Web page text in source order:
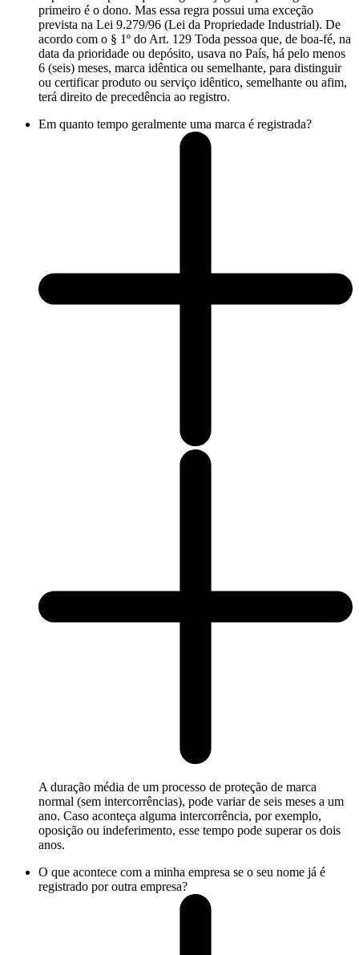
primeiro é o dono. Mas essa regra possui uma exceção
prevista na Lei 9.279/96 (Lei da Propriedade Industrial). De
acordo com o § 1º do Art. 129 Toda pessoa que, de boa-fé, na
data da prioridade ou depósito, usava no País, há pelo menos
6 (seis) meses, marca idêntica ou semelhante, para distinguir
ou certificar produto ou serviço idêntico, semelhante ou afim,
terá direito de precedência ao registro.
Em quanto tempo geralmente uma marca é registrada?
A duração média de um processo de proteção de marca
normal (sem intercorrências), pode variar de seis meses a um
ano. Caso aconteça alguma intercorrência, por exemplo,
oposição ou indeferimento, esse tempo pode superar os dois
anos.
O que acontece com a minha empresa se o seu nome já é
registrado por outra empresa?